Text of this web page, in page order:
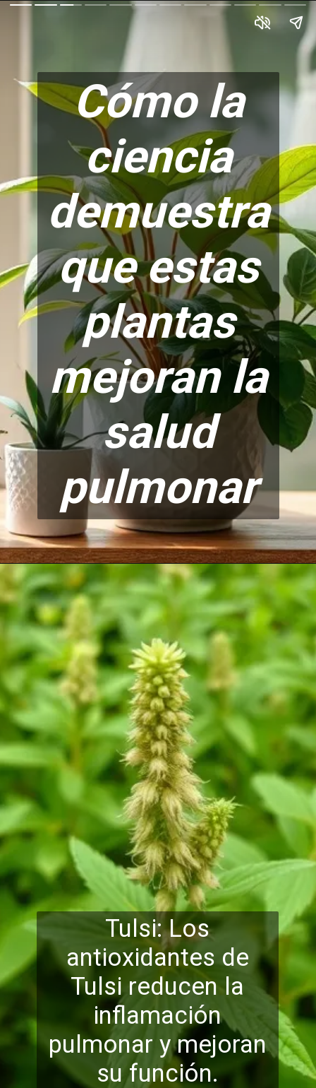
Cómo la
ciencia
demuestra
que estas
plantas
mejoran la
salud
pulmonar
Tulsi: Los
antioxidantes de
Tulsi reducen la
inflamación
pulmonar y mejoran
su función.